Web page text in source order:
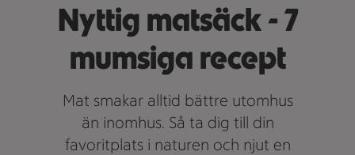
Nyttig matsäck - 7
mumsiga recept
Mat smakar alltid bättre utomhus
än inomhus. Så ta dig till din
favoritplats i naturen och njut en